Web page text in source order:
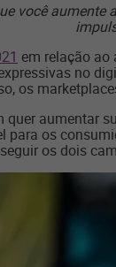
você
em relação ao
no
os
aumentar
os
os dois